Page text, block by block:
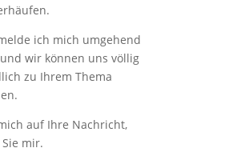
ich mich umgehend
wir können uns völlig
zu Ihrem Thema
auf Ihre Nachricht,
mir.